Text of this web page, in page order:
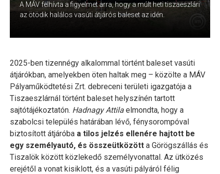
A MÁV felhívta a figyelmet arra, hogy a múlt heti tiszaeszlári
az ötödik halálos vasúti átjárós baleset az idén.
2025-ben tizennégy alkalommal történt baleset vasúti
átjárókban, amelyekben öten haltak meg – közölte a MÁV
Pályaműködtetési Zrt. debreceni területi igazgatója a
Tiszaeszlárnál történt baleset helyszínén tartott
sajtótájékoztatón. Hadnagy Attila elmondta, hogy a
szabolcsi település határában lévő, fénysorompóval
biztosított átjáróba a tilos jelzés ellenére hajtott be
egy személyautó, és összeütközött a Görögszállás és
Tiszalök között közlekedő személyvonattal. Az ütközés
erejétől a vonat kisiklott, és a vasúti pályáról félig